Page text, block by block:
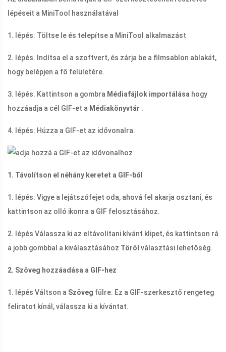
lépéseit a MiniTool használatával
1. lépés: Töltse le és telepítse a MiniTool alkalmazást
2. lépés. Indítsa el a szoftvert, és zárja be a filmsablon ablakát,
hogy belépjen a fő felületére.
3. lépés. Kattintson a gombra Médiafájlok importálása hogy
hozzáadja a cél GIF-et a Médiakönyvtár .
4. lépés: Húzza a GIF-et az idővonalra.
1. Távolítson el néhány keretet a GIF-ből
1. lépés: Vigye a lejátszófejet oda, ahová fel akarja osztani, és
kattintson az olló ikonra a GIF felosztásához.
2. lépés Válassza ki az eltávolítani kívánt klipet, és kattintson rá
a jobb gombbal a kiválasztásához Töröl választási lehetőség.
2. Szöveg hozzáadása a GIF-hez
1. lépés Váltson a Szöveg fülre. Ez a GIF-szerkesztő rengeteg
feliratot kínál, válassza ki a kívántat.